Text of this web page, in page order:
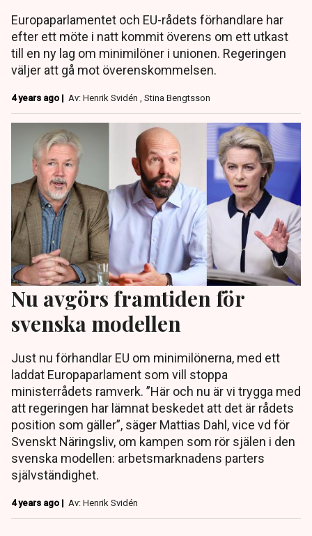
Europaparlamentet och EU-rådets förhandlare har
efter ett möte i natt kommit överens om ett utkast
till en ny lag om minimilöner i unionen. Regeringen
väljer att gå mot överenskommelsen.
4 years ago | Av: Henrik Svidén , Stina Bengtsson
Nu avgörs framtiden för
svenska modellen
Just nu förhandlar EU om minimilönerna, med ett
laddat Europaparlament som vill stoppa
ministerrådets ramverk. ”Här och nu är vi trygga med
att regeringen har lämnat beskedet att det är rådets
position som gäller”, säger Mattias Dahl, vice vd för
Svenskt Näringsliv, om kampen som rör själen i den
svenska modellen: arbetsmarknadens parters
självständighet.
4 years ago | Av: Henrik Svidén